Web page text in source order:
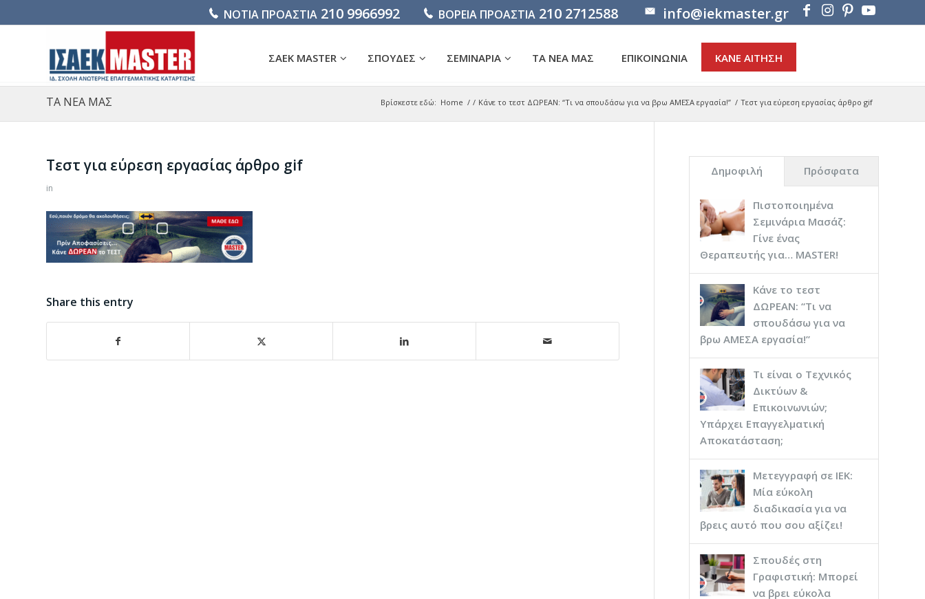
ΝΟΤΙΑ ΠΡΟΑΣΤΙΑ 210 9966992 ΒΟΡΕΙΑ ΠΡΟΑΣΤΙΑ 210 2712588 info@iekmaster.gr
ΣΑΕΚ MASTER ΣΠΟΥΔΕΣ ΣΕΜΙΝΑΡΙΑ ΤΑ ΝΕΑ ΜΑΣ ΕΠΙΚΟΙΝΩΝΙΑ ΚΑΝΕ ΑΙΤΗΣΗ
ΤΑ ΝΕΑ ΜΑΣ Βρίσκεστε εδώ: Home / / Κάνε το τεστ ΔΩΡΕΑΝ: “Τι να σπουδάσω για να βρω ΑΜΕΣΑ εργασία!” / Τεστ για εύρεση εργασίας άρθρο gif
Τεστ για εύρεση εργασίας άρθρο gif
in
Share this entry
Δημοφιλή Πρόσφατα
Πιστοποιημένα
Σεμινάρια Μασάζ:
Γίνε ένας
Θεραπευτής για… ΜASTER!
Κάνε το τεστ
ΔΩΡΕΑΝ: “Τι να
σπουδάσω για να
βρω ΑΜΕΣΑ εργασία!”
Τι είναι ο Τεχνικός
Δικτύων &
Επικοινωνιών;
Υπάρχει Επαγγελματική
Αποκατάσταση;
Μετεγγραφή σε ΙΕΚ:
Μία εύκολη
διαδικασία για να
βρεις αυτό που σου αξίζει!
Σπουδές στη
Γραφιστική: Μπορεί
να βρει εύκολα